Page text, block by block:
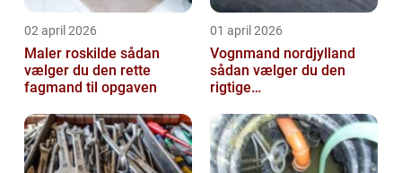
02 april 2026
Maler roskilde sådan
vælger du den rette
fagmand til opgaven
01 april 2026
Vognmand nordjylland
sådan vælger du den
rigtige